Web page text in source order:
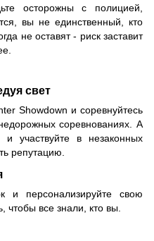
осторожны с полицией,
вы не единственный, кто
не оставят - риск заставит
свет
Showdown и соревнуйтесь
соревнованиях. А
участвуйте в незаконных
репутацию.
и персонализируйте свою
чтобы все знали, кто вы.